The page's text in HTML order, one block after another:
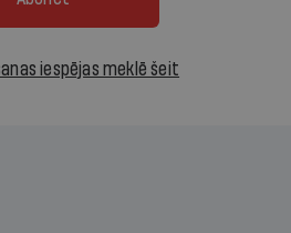
iespējas meklē šeit